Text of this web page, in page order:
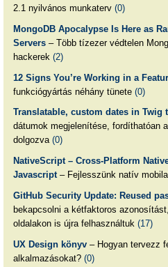
2.1 nyilvános munkaterv (0)
MongoDB Apocalypse Is Here as
Servers– Több tízezer védtelen
hackerek (2)
12 Signs You’re Working in a
funkciógyártás néhány tünete (0)
Translatable, custom dates in Twig
dátumok megjelenítése, fordíthatóan
dolgozva (0)
NativeScript – Cross-Platform
Javascript– Fejlesszünk natív
GitHub Security Update: Reused
bekapcsolni a kétfaktoros
oldalakon is újra felhasználtuk (17)
UX Design könyv– Hogyan tervezz
alkalmazásokat? (0)